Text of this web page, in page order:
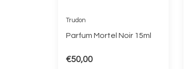
Trudon
Parfum Mortel Noir 15ml
€50,00